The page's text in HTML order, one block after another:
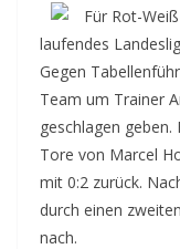
Für Rot-
laufendes
Gegen
Team um Trainer
geschlagen
Tore von Marcel
mit 0:2 zurück.
durch einen
nach.